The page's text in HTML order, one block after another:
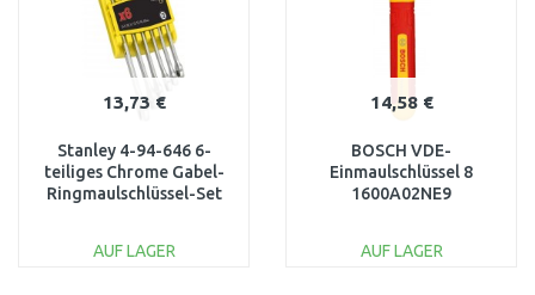
13,73 €
Stanley 4-94-646 6-
teiliges Chrome Gabel-
Ringmaulschlüssel-Set
AUF LAGER
14,58 €
BOSCH VDE-
Einmaulschlüssel 8
1600A02NE9
AUF LAGER